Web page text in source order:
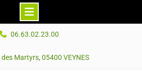
06.63.02.23.00
des Martyrs, 05400 VEYNES